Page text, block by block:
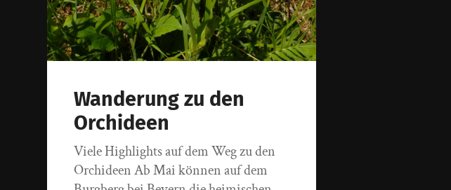
Wanderung zu den
Orchideen
Viele Highlights auf dem Weg zu den
Orchideen Ab Mai können auf dem